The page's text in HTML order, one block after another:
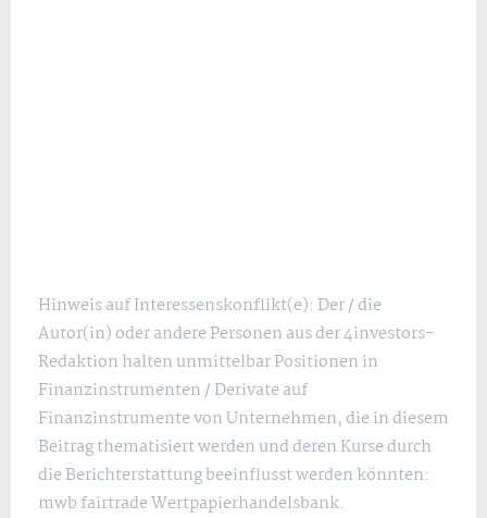
Hinweis auf Interessenskonflikt(e): Der / die
Autor(in) oder andere Personen aus der 4investors-
Redaktion halten unmittelbar Positionen in
Finanzinstrumenten / Derivate auf
Finanzinstrumente von Unternehmen, die in diesem
Beitrag thematisiert werden und deren Kurse durch
die Berichterstattung beeinflusst werden könnten:
mwb fairtrade Wertpapierhandelsbank.